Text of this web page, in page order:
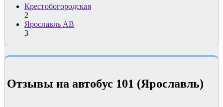
Крестобогородская
2
Ярославль АВ
3
Отзывы на автобус 101 (Ярославль)